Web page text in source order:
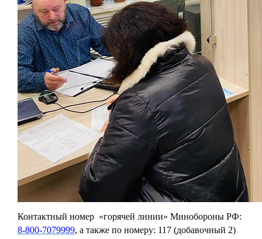
Контактный номер «горячей линии» Минобороны РФ:
8-800-7079999, а также по номеру: 117 (добавочный 2)